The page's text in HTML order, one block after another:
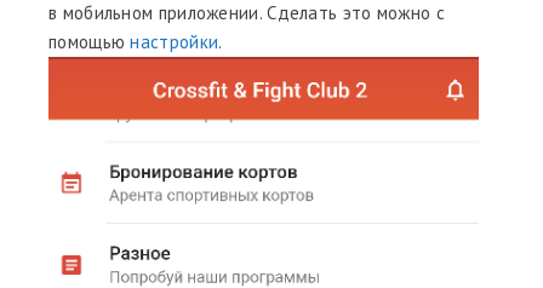
в мобильном приложении. Сделать это можно с
помощью настройки.